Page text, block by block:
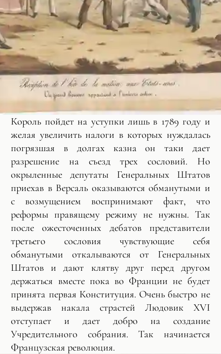
Король пойдет на уступки лишь в 1789 году и
желая увеличить налоги в которых нуждалась
погрязшая в долгах казна он таки дает
разрешение на съезд трех сословий. Но
окрыленные депутаты Генеральных Штатов
приехав в Версаль оказываются обманутыми и
с возмущением воспринимают факт, что
реформы правящему режиму не нужны. Так
после ожесточенных дебатов представители
третьего сословия чувствующие себя
обманутыми откалываются от Генеральных
Штатов и дают клятву друг перед другом
держаться вместе пока во Франции не будет
принята первая Конституция. Очень быстро не
выдержав накала страстей Людовик XVI
отступает и дает добро на создание
Учредительного собрания. Так начинается
Французская революция.